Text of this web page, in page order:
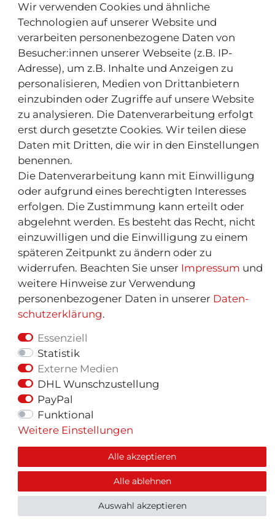
Wir verwenden Cookies und ähnliche
Technologien auf unserer Website und
verarbeiten personenbezogene Daten von
Besucher:innen unserer Webseite (z.B. IP-
Adresse), um z.B. Inhalte und Anzeigen zu
personalisieren, Medien von Drittanbietern
einzubinden oder Zugriffe auf unsere Website
zu analysieren. Die Datenverarbeitung erfolgt
erst durch gesetzte Cookies. Wir teilen diese
Daten mit Dritten, die wir in den Einstellungen
benennen.
Die Datenverarbeitung kann mit Einwilligung
oder aufgrund eines berechtigten Interesses
erfolgen. Die Zustimmung kann erteilt oder
abgelehnt werden. Es besteht das Recht, nicht
einzuwilligen und die Einwilligung zu einem
späteren Zeitpunkt zu ändern oder zu
widerrufen. Beachten Sie unser Impressum und
weitere Hinweise zur Verwendung
personenbezogener Daten in unserer Daten­
schutz­erklärung.
Essenziell
Statistik
Externe Medien
DHL Wunschzustellung
PayPal
Funktional
Weitere Einstellungen
Alle akzeptieren
Alle ablehnen
Auswahl akzeptieren
Neu ! Für Kunden aus der Schweiz:
INFOS & TIPPS
Rücksendeservice/-Informationen
Informationen "MeinEinkauf.ch"
© Copyright 2026 | Alle Rechte vorbehalten.